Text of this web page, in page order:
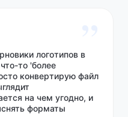
логотипов в
то 'более
конвертирую файл
на чем угодно, и
форматы